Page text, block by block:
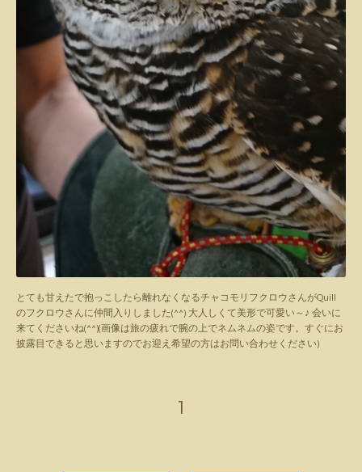
とても甘えたで抱っこしたら離れなくなるチャコモリフクロウさんがQuill
のフクロウさんに仲間入りしました(^^) 大人しくて美形で可愛い～♪ 会いに
来てくださいね(^^)(画像は旅の疲れで腕の上でネムネムの姿です。すぐにお
披露目できると思いますのでお迎え希望の方はお問い合わせください)
1